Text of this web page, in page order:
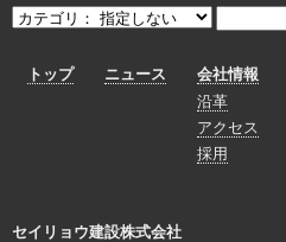
トップ ニュース 会社情報
沿革
アクセス
採用
セイリョウ建設株式会社